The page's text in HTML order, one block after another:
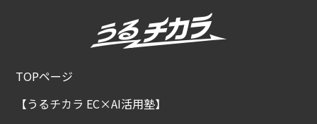
TOPページ
【うるチカラ EC×AI活用塾】